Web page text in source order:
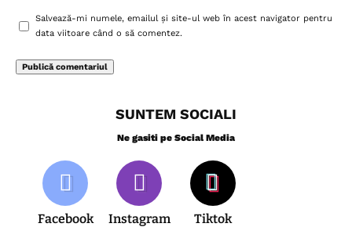
Salvează-mi numele, emailul și site-ul web în acest navigator pentru
data viitoare când o să comentez.
SUNTEM SOCIALI
Ne gasiti pe Social Media
Facebook Instagram Tiktok